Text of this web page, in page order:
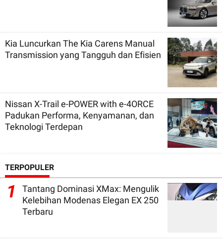
Kia Luncurkan The Kia Carens Manual
Transmission yang Tangguh dan Efisien
Nissan X-Trail e-POWER with e-4ORCE
Padukan Performa, Kenyamanan, dan
Teknologi Terdepan
TERPOPULER
1
Tantang Dominasi XMax: Mengulik
Kelebihan Modenas Elegan EX 250
Terbaru